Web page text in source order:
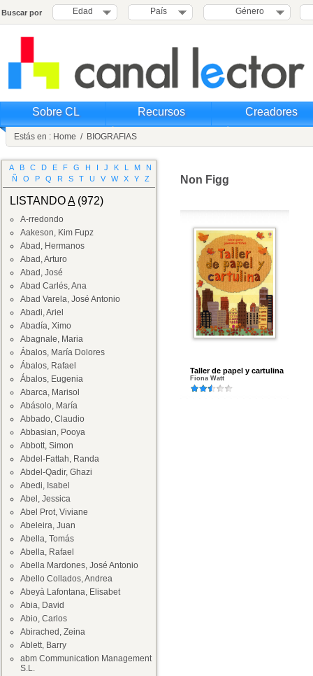
Buscar por Edad País Género
Sobre CL Recursos Creadores
Estás en : Home / BIOGRAFIAS
A B C D E F G H I J K L M
N
Ñ
O P Q R S T U V W X Y Z
LISTANDOA(972)
A-rredondo
Aakeson, Kim Fupz
Abad, Hermanos
Abad, Arturo
Abad, José
Abad Carlés, Ana
Abad Varela, José Antonio
Abadi, Ariel
Abadía, Ximo
Abagnale, Maria
Ábalos, María Dolores
Ábalos, Rafael
Ábalos, Eugenia
Abarca, Marisol
Abásolo, María
Abbado, Claudio
Abbasian, Pooya
Abbott, Simon
Abdel-Fattah, Randa
Abdel-Qadir, Ghazi
Abedi, Isabel
Abel, Jessica
Abel Prot, Viviane
Abeleira, Juan
Abella, Tomás
Abella, Rafael
Abella Mardones, José Antonio
Abello Collados, Andrea
Abeyà Lafontana, Elisabet
Abia, David
Abio, Carlos
Abirached, Zeina
Ablett, Barry
abm Communication Management
S.L.
Non Figg
Taller de papel y cartulina
Fiona Watt